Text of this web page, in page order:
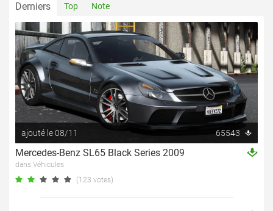
Derniers Top Note
ajouté le 08/11 65543
Mercedes-Benz SL65 Black Series 2009
dans Véhicules
(123 votes)